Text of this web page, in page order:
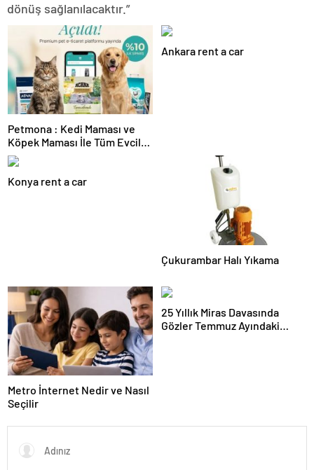
dönüş sağlanılacaktır.”
Petmona : Kedi Maması ve
Köpek Maması İle Tüm Evcil
Hayvan Ürünleri
Ankara rent a car
Konya rent a car
Çukurambar Halı Yıkama
Metro İnternet Nedir ve Nasıl
Seçilir
25 Yıllık Miras Davasında
Gözler Temmuz Ayındaki